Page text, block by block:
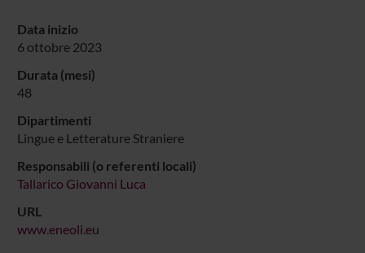
Data inizio
6 ottobre 2023
Durata (mesi)
48
Dipartimenti
Lingue e Letterature Straniere
Responsabili (o referenti locali)
Tallarico Giovanni Luca
URL
www.eneoli.eu